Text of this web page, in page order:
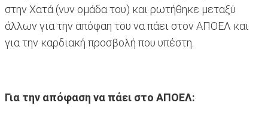
στην Χατά (νυν ομάδα του) και ρωτήθηκε μεταξύ
άλλων για την απόφαη του να πάει στον ΑΠΟΕΛ και
για την καρδιακή προσβολή που υπέστη.
Για την απόφαση να πάει στο ΑΠΟΕΛ: